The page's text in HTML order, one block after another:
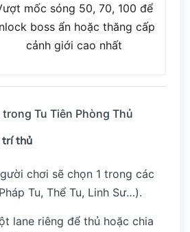
mốc sóng 50, 70, 100 để
boss ẩn hoặc thăng cấp
cảnh giới cao nhất
Tu Tiên Phòng Thủ
trí thủ
chơi sẽ chọn 1 trong các
Tu, Thể Tu, Linh Sư…).
lane riêng để thủ hoặc chia